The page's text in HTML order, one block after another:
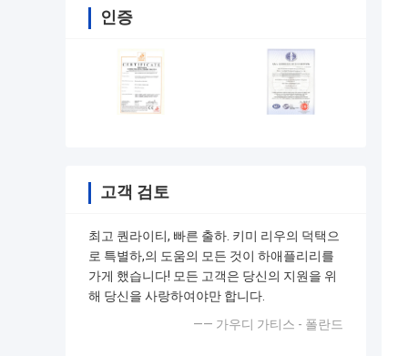
인증
고객 검토
최고 퀀라이티, 빠른 출하. 키미 리우의 덕택으
로 특별하,의 도움의 모든 것이 하애플리리를
가게 했습니다! 모든 고객은 당신의 지원을 위
해 당신을 사랑하여야만 합니다.
—— 가우디 가티스 - 폴란드